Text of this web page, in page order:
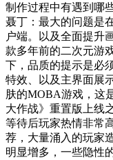
制作过程中有遇到哪
聂丁：最大的问题是
户端。以及全面提升
款多年前的二次元游
下，品质的提示是必
特效、以及主界面展
肤的MOBA游戏，这
大作战》重置版上线
等待后玩家热情非常
荐，大量涌入的玩家
明显增多，一些隐性